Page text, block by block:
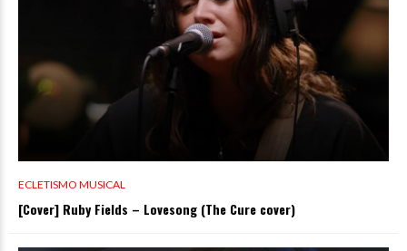
ECLETISMO MUSICAL
[Cover] Ruby Fields – Lovesong (The Cure cover)